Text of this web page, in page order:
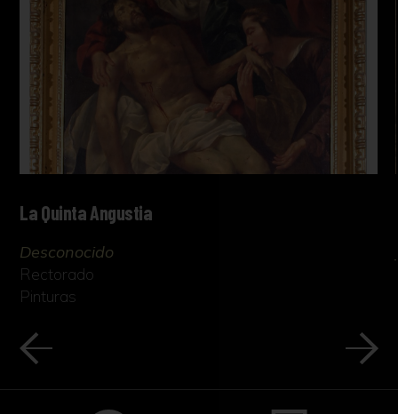
La Quinta Angustia
Desconocido
Rectorado
Pinturas